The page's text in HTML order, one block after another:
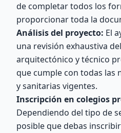
de completar todos los
proporcionar toda la
Análisis del proyecto: El
una revisión exhaustiva
arquitectónico y técnico
que cumple con todas las
y sanitarias vigentes.
Inscripción en colegios
Dependiendo del tipo de
posible que debas